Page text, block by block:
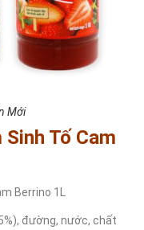
Mới
Tố Cam
Berrino 1L
đường, nước, chất